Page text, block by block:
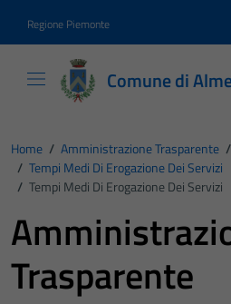
Regione Piemonte
Comune di
Home / Amministrazione Trasparente /
/ Tempi Medi Di Erogazione Dei Servizi
/ Tempi Medi Di Erogazione Dei Servizi
Trasparente